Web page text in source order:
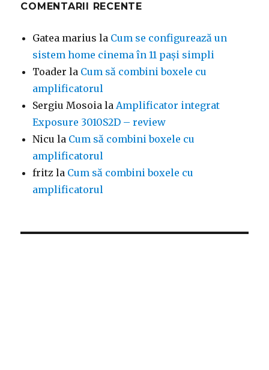
COMENTARII RECENTE
Gatea marius la Cum se configurează un
sistem home cinema în 11 pași simpli
Toader la Cum să combini boxele cu
amplificatorul
Sergiu Mosoia laAmplificator integrat
Exposure 3010S2D – review
Nicu la Cum să combini boxele cu
amplificatorul
fritz la Cum să combini boxele cu
amplificatorul